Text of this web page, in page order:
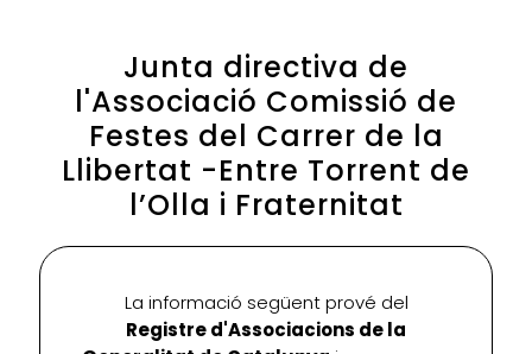
Junta directiva de
l'Associació Comissió de
Festes del Carrer de la
Llibertat -Entre Torrent de
l’Olla i Fraternitat
La informació següent prové del
Registre d'Associacions de la